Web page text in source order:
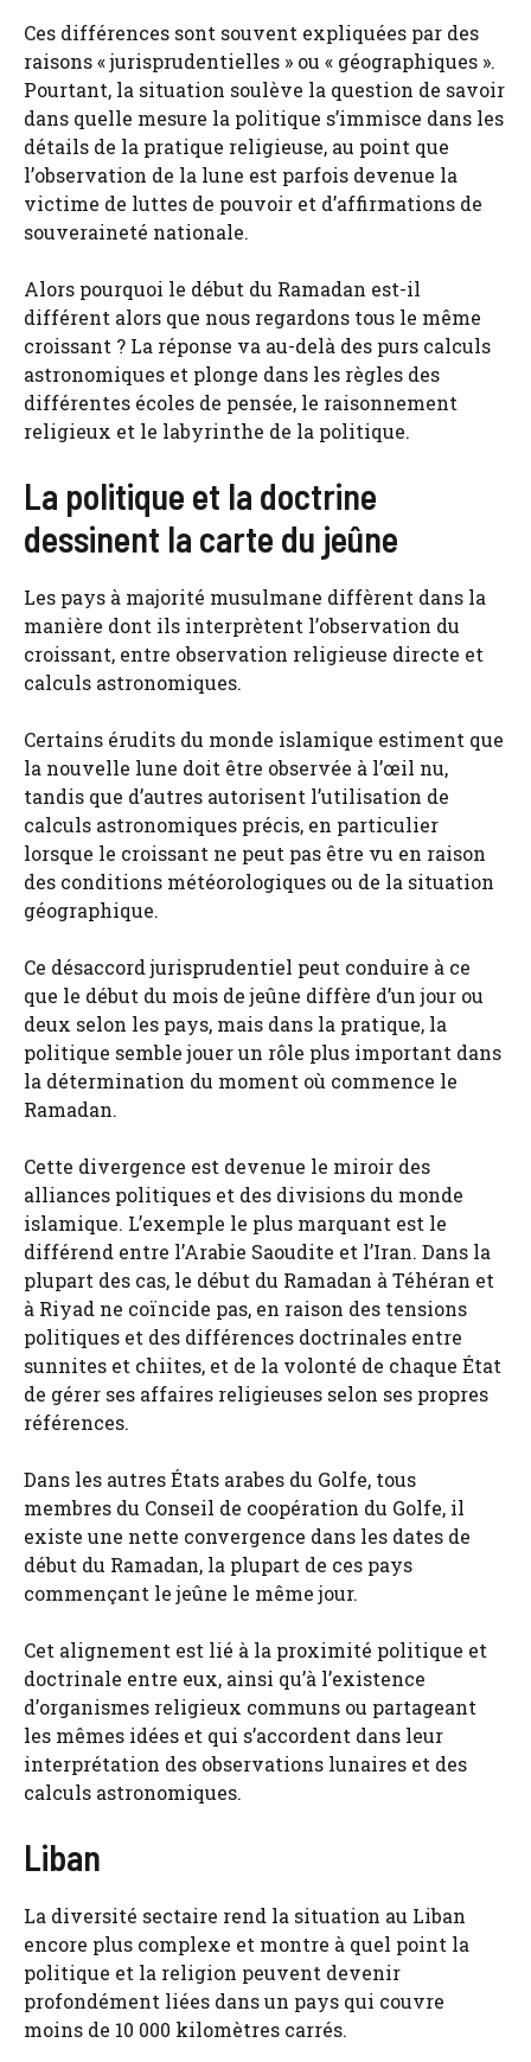
Ces différences sont souvent expliquées par des
raisons « jurisprudentielles » ou « géographiques ».
Pourtant, la situation soulève la question de savoir
dans quelle mesure la politique s’immisce dans les
détails de la pratique religieuse, au point que
l’observation de la lune est parfois devenue la
victime de luttes de pouvoir et d’affirmations de
souveraineté nationale.
Alors pourquoi le début du Ramadan est-il
différent alors que nous regardons tous le même
croissant ? La réponse va au-delà des purs calculs
astronomiques et plonge dans les règles des
différentes écoles de pensée, le raisonnement
religieux et le labyrinthe de la politique.
La politique et la doctrine
dessinent la carte du jeûne
Les pays à majorité musulmane diffèrent dans la
manière dont ils interprètent l’observation du
croissant, entre observation religieuse directe et
calculs astronomiques.
Certains érudits du monde islamique estiment que
la nouvelle lune doit être observée à l’œil nu,
tandis que d’autres autorisent l’utilisation de
calculs astronomiques précis, en particulier
lorsque le croissant ne peut pas être vu en raison
des conditions météorologiques ou de la situation
géographique.
Ce désaccord jurisprudentiel peut conduire à ce
que le début du mois de jeûne diffère d’un jour ou
deux selon les pays, mais dans la pratique, la
politique semble jouer un rôle plus important dans
la détermination du moment où commence le
Ramadan.
Cette divergence est devenue le miroir des
alliances politiques et des divisions du monde
islamique. L’exemple le plus marquant est le
différend entre l’Arabie Saoudite et l’Iran. Dans la
plupart des cas, le début du Ramadan à Téhéran et
à Riyad ne coïncide pas, en raison des tensions
politiques et des différences doctrinales entre
sunnites et chiites, et de la volonté de chaque État
de gérer ses affaires religieuses selon ses propres
références.
Dans les autres États arabes du Golfe, tous
membres du Conseil de coopération du Golfe, il
existe une nette convergence dans les dates de
début du Ramadan, la plupart de ces pays
commençant le jeûne le même jour.
Cet alignement est lié à la proximité politique et
doctrinale entre eux, ainsi qu’à l’existence
d’organismes religieux communs ou partageant
les mêmes idées et qui s’accordent dans leur
interprétation des observations lunaires et des
calculs astronomiques.
Liban
La diversité sectaire rend la situation au Liban
encore plus complexe et montre à quel point la
politique et la religion peuvent devenir
profondément liées dans un pays qui couvre
moins de 10 000 kilomètres carrés.